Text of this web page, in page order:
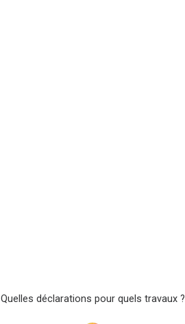
déclarations pour quels travaux ?